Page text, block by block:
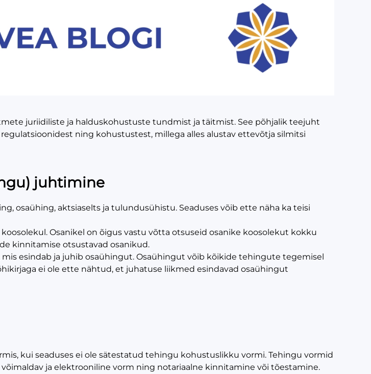
juriidiliste ja halduskohustuste tundmist ja täitmist. See põhjalik teejuht
ning kohustustest, millega alles alustav ettevõtja silmitsi
juhtimine
osaühing, aktsiaselts ja tulundusühistu. Seaduses võib ette näha ka teisi
Osanikel on õigus vastu võtta otsuseid osanike koosolekut kokku
kinnitamise otsustavad osanikud.
esindab ja juhib osaühingut. Osaühingut võib kõikide tehingute tegemisel
ei ole ette nähtud, et juhatuse liikmed esindavad osaühingut
kui seaduses ei ole sätestatud tehingu kohustuslikku vormi. Tehingu vormid
ja elektrooniline vorm ning notariaalne kinnitamine või tõestamine.